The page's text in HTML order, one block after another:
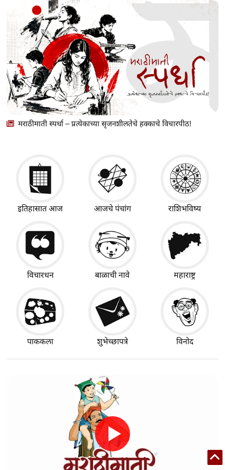
मराठीमाती स्पर्धा – प्रत्येकाच्या सृजनशीलतेचे हक्काचे विचारपीठ!
इतिहासात आज आजचे पंचांग राशिभविष्य
विचारधन बाळाची नावे महाराष्ट्र
पाककला शुभेच्छापत्रे विनोद